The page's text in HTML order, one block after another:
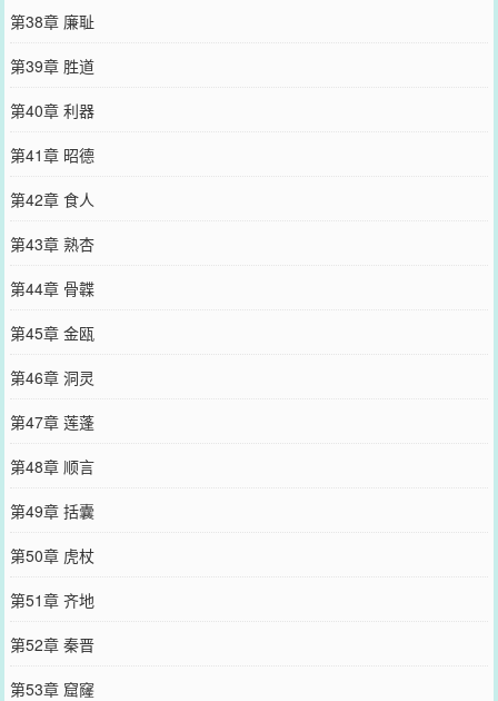
第38章 廉耻
第39章 胜道
第40章 利器
第41章 昭德
第42章 食人
第43章 熟杏
第44章 骨韘
第45章 金瓯
第46章 洞灵
第47章 莲蓬
第48章 顺言
第49章 括囊
第50章 虎杖
第51章 齐地
第52章 秦晋
第53章 窟窿